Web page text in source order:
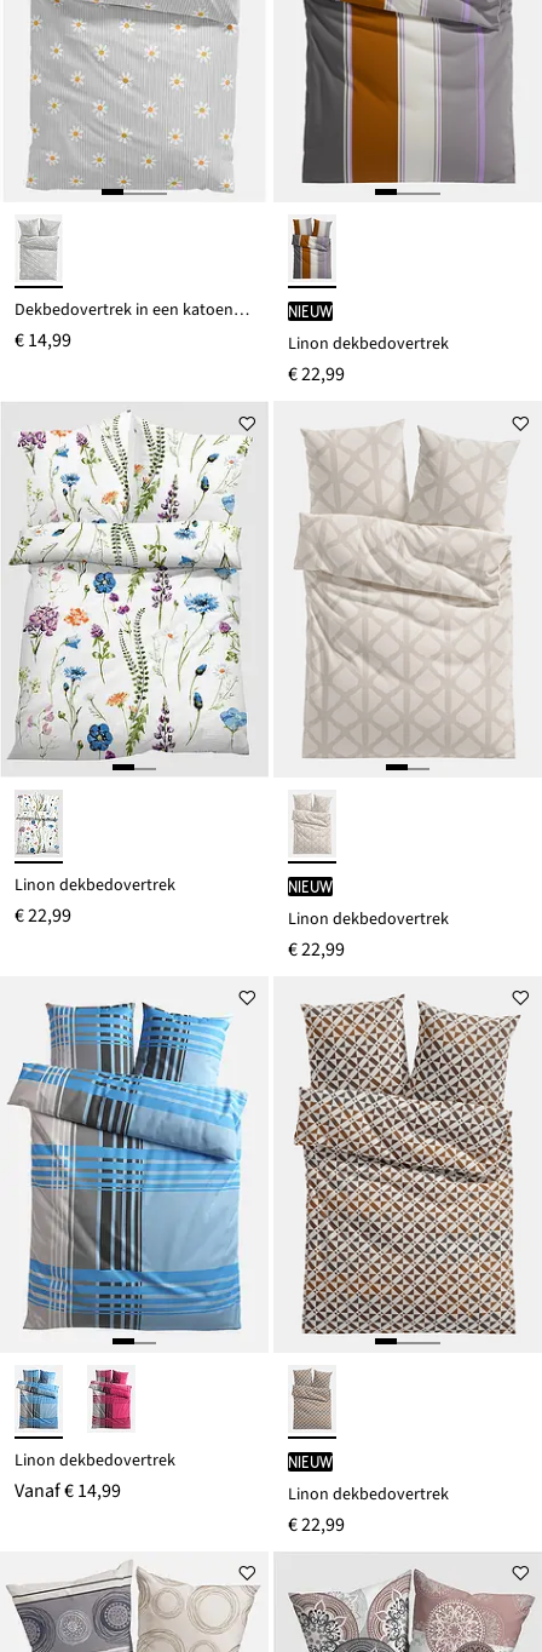
Dekbedovertrek in een katoenmix
€ 14,99
Nieuw
Linon dekbedovertrek
€ 22,99
Linon dekbedovertrek
€ 22,99
Nieuw
Linon dekbedovertrek
€ 22,99
Linon dekbedovertrek
Vanaf€ 14,99
Nieuw
Linon dekbedovertrek
€ 22,99